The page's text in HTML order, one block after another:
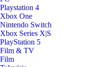
Playstation 4
Xbox One
Nintendo Switch
Xbox Series X|S
PlayStation 5
Film & TV
Film